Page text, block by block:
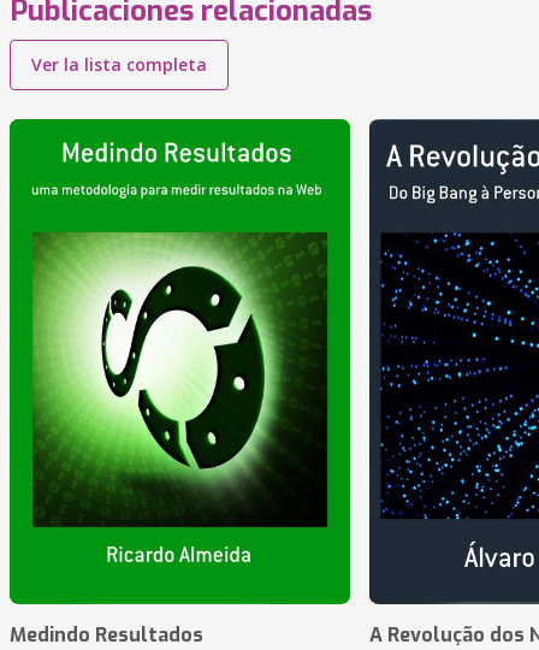
Publicaciones relacionadas
Ver la lista completa
Medindo Resultados A Revolução dos